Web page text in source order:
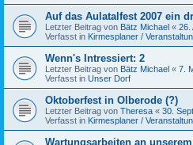
Auf das Aulatalfest 2007 ein
Letzter Beitrag von Bätz Michael « 26.
Verfasst in Kirmesplaner /
Wenn's Intressiert: 2
Letzter Beitrag von Bätz Michael « 7.
Verfasst in Unser Dorf
Oktoberfest in Olberode (?)
Letzter Beitrag von Theresa « 30.
Verfasst in Kirmesplaner /
Wartungsarbeiten an